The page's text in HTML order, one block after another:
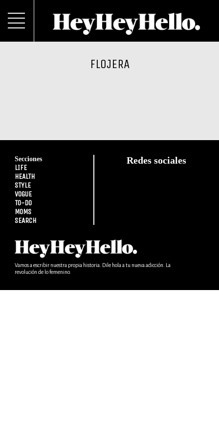
FLOJERA
Secciones
LIFE
HEALTH
STYLE
VOGUE
TO-DO
MOMS
SEARCH
Redes sociales
Vamos a escribir nuestra propia historia. Dile hola a tu nueva adicción. La
revolución de lo femenino.